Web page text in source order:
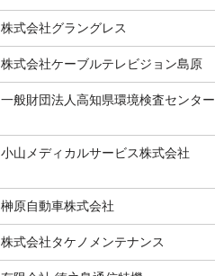
株式会社グラングレス
株式会社ケーブルテレビジョン島原
一般財団法人高知県環境検査センター
小山メディカルサービス株式会社
榊原自動車株式会社
株式会社タケノメンテナンス